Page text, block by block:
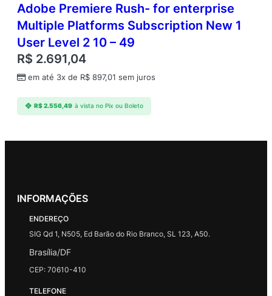
Adobe Premiere Rush- for enterprise
Multiple Platforms Subscription New 1
User Level 2 10 – 49
R$ 2.691,04
em até 3x de R$ 897,01 sem juros
R$2.556,49 à vista no Pix ou Boleto
INFORMAÇÕES
ENDEREÇO
SIG Qd 1, N505, Ed Barão do Rio Branco, SL 123, A50.
Brasília/DF
CEP: 70610-410
TELEFONE